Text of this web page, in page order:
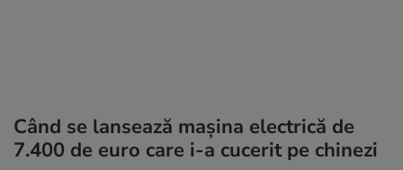
Când se lansează mașina electrică de
7.400 de euro care i-a cucerit pe chinezi